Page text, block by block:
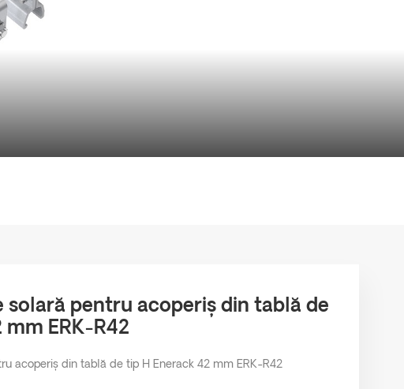
solară pentru acoperiș din tablă de
ERK-R42
acoperiș din tablă de tip H Enerack 42 mm ERK-R42